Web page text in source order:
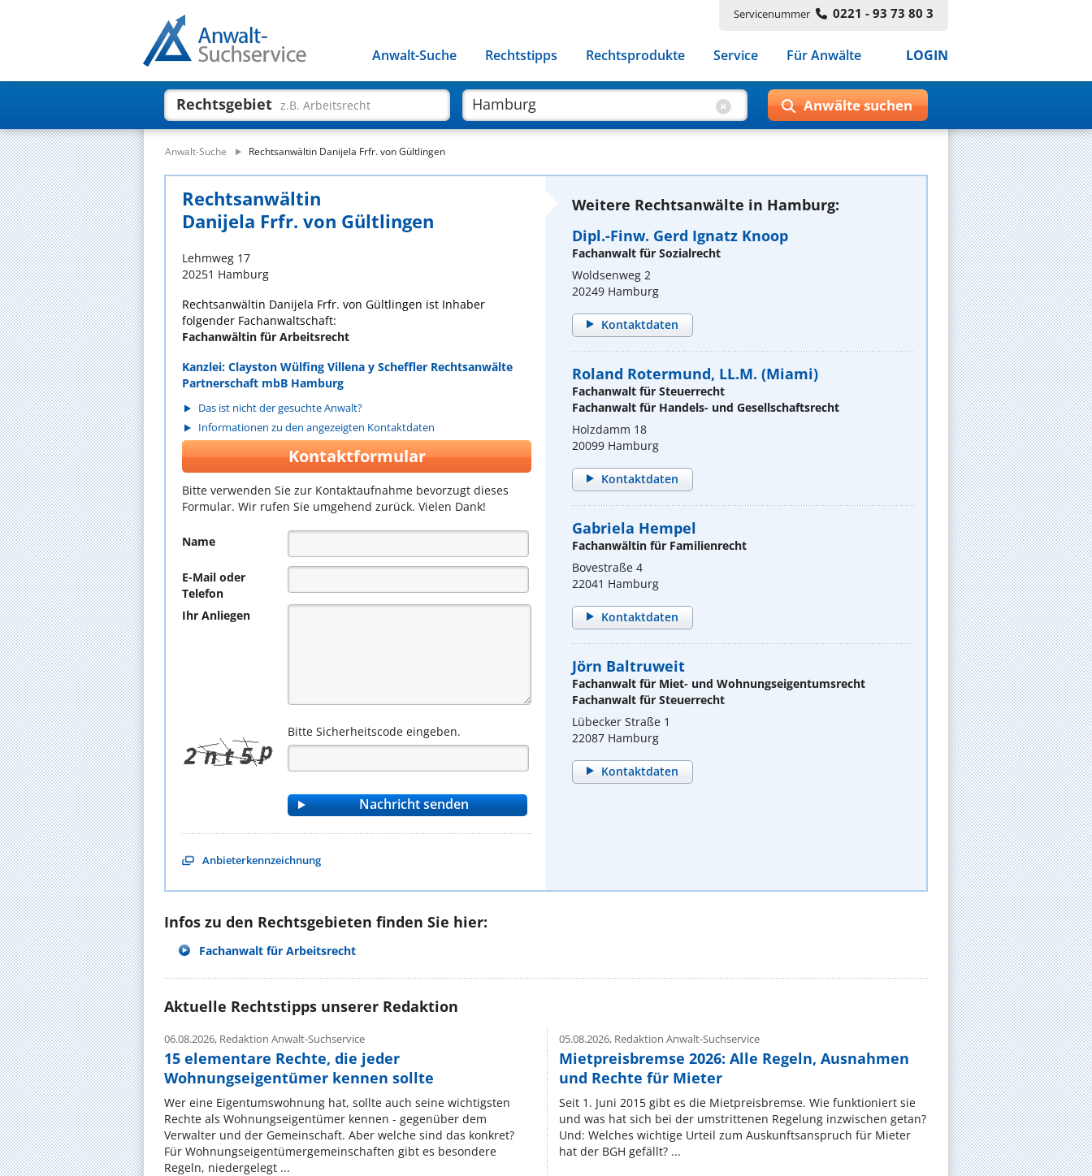
Servicenummer 0221 - 93 73 80 3
Anwalt-Suche Rechtstipps Rechtsprodukte Service Für Anwälte LOGIN
Rechtsgebiet z.B. Arbeitsrecht
Anwalt-Suche Rechtsanwältin Danijela Frfr. von Gültlingen
Rechtsanwältin
Danijela Frfr. von Gültlingen
Lehmweg 17
20251 Hamburg
Rechtsanwältin Danijela Frfr. von Gültlingen ist Inhaber
folgender Fachanwaltschaft:
Fachanwältin für Arbeitsrecht
Kanzlei: Clayston Wülfing Villena y Scheffler Rechtsanwälte
Partnerschaft mbB Hamburg
Das ist nicht der gesuchte Anwalt?
Informationen zu den angezeigten Kontaktdaten
Kontaktformular
Bitte verwenden Sie zur Kontaktaufnahme bevorzugt dieses
Formular. Wir rufen Sie umgehend zurück. Vielen Dank!
Name
E-Mail oder
Telefon
Ihr Anliegen
Bitte Sicherheitscode eingeben.
Anbieterkennzeichnung
Weitere Rechtsanwälte in Hamburg:
Dipl.-Finw. Gerd Ignatz Knoop
Fachanwalt für Sozialrecht
Woldsenweg 2
20249 Hamburg
Kontaktdaten
Roland Rotermund, LL.M. (Miami)
Fachanwalt für Steuerrecht
Fachanwalt für Handels- und Gesellschaftsrecht
Holzdamm 18
20099 Hamburg
Kontaktdaten
Gabriela Hempel
Fachanwältin für Familienrecht
Bovestraße 4
22041 Hamburg
Kontaktdaten
Jörn Baltruweit
Fachanwalt für Miet- und Wohnungseigentumsrecht
Fachanwalt für Steuerrecht
Lübecker Straße 1
22087 Hamburg
Kontaktdaten
Infos zu den Rechtsgebieten finden Sie hier:
Fachanwalt für Arbeitsrecht
Aktuelle Rechtstipps unserer Redaktion
06.08.2026, Redaktion Anwalt-Suchservice
15 elementare Rechte, die jeder
Wohnungseigentümer kennen sollte
Wer eine Eigentumswohnung hat, sollte auch seine wichtigsten
Rechte als Wohnungseigentümer kennen - gegenüber dem
Verwalter und der Gemeinschaft. Aber welche sind das konkret?
Für Wohnungseigentümergemeinschaften gibt es besondere
Regeln, niedergelegt ...
05.08.2026,Redaktion Anwalt-Suchservice
Mietpreisbremse 2026: Alle Regeln, Ausnahmen
und Rechte für Mieter
Seit 1. Juni 2015 gibt es die Mietpreisbremse. Wie funktioniert sie
und was hat sich bei der umstrittenen Regelung inzwischen getan?
Und: Welches wichtige Urteil zum Auskunftsanspruch für Mieter
hat der BGH gefällt? ...